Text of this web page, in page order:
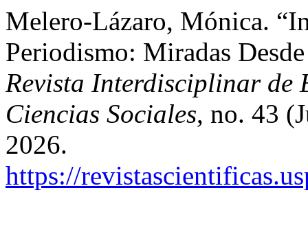
Melero-Lázaro, Mónica.
Periodismo: Miradas
Revista Interdisciplinar de
Ciencias Sociales, no. 43
2026.
https://